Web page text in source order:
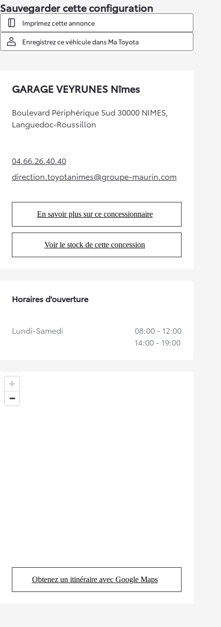
Sauvegarder cette configuration
Imprimez cette annonce
Enregistrez ce véhicule dans Ma Toyota
GARAGE VEYRUNES Nîmes
Boulevard Périphérique Sud 30000 NIMES,
Languedoc-Roussillon
04.66.26.40.40(Opens in new tab)
direction.toyotanimes@groupe-maurin.com
(Opens in new tab)
En savoir plus sur ce concessionnaire
(Opens in new tab)
Voir le stock de cette concession
(Opens in new tab)
Obtenez un itinéraire avec Google Maps
(Opens in new tab)
Horaires d'ouverture
Lundi-Samedi
08:00 - 12:00
14:00 - 19:00